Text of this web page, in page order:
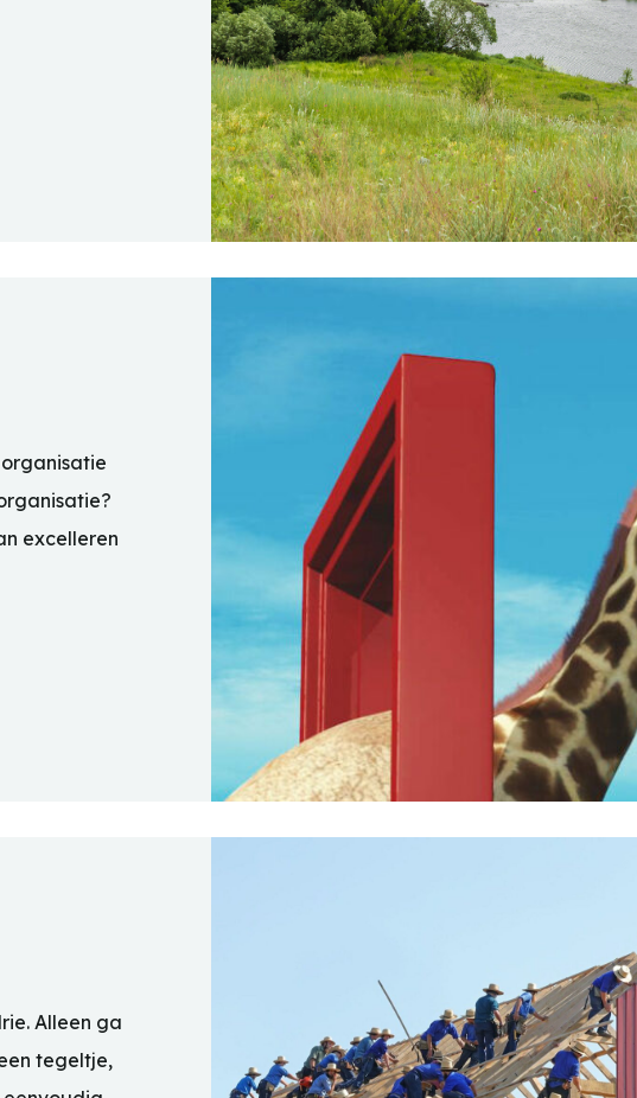
excelleren
Alleen ga
tegeltje,